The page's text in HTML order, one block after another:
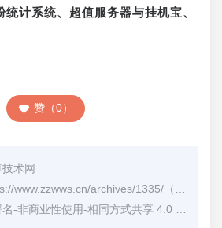
计系统、超值服务器与挂机宝、
赞（0）
术网
www.zzwws.cn/archives/1335/ （转载时请注明本文出处及文章链接）
-非商业性使用-相同方式共享 4.0 国际 (CC BY-NC-SA 4.0)